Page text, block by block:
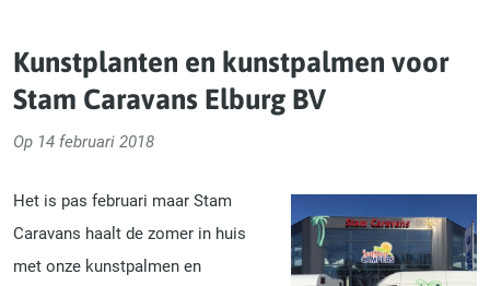
Kunstplanten en kunstpalmen voor
Stam Caravans Elburg BV
Op 14 februari 2018
Het is pas februari maar Stam
Caravans haalt de zomer in huis
met onze kunstpalmen en